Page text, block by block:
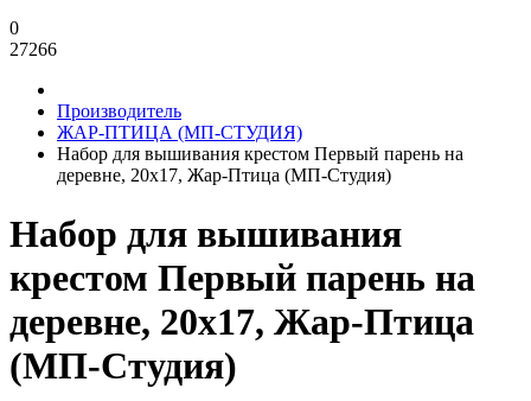
0
27266
Производитель
ЖАР-ПТИЦА (МП-СТУДИЯ)
Набор для вышивания крестом Первый парень на
деревне, 20x17, Жар-Птица (МП-Студия)
Набор для вышивания
крестом Первый парень на
деревне, 20x17, Жар-Птица
(МП-Студия)